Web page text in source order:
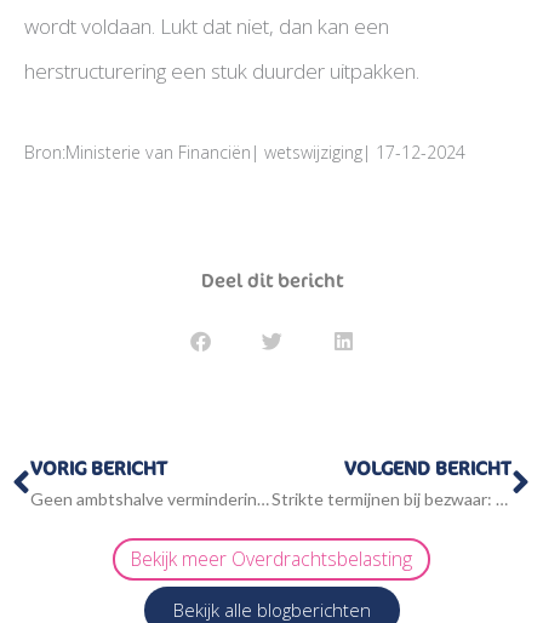
wordt voldaan. Lukt dat niet, dan kan een
herstructurering een stuk duurder uitpakken.
Bron:Ministerie van Financiën| wetswijziging| 17-12-2024
Deel dit bericht
Vorige
VORIG BERICHT
Geen ambtshalve vermindering bij nieuwe jurisprudentie
VOLGEND BERICHT
Strikte termijnen bij bezwaar: een waarschuwing voor belastingplichtigen
Bekijk meer Overdrachtsbelasting
Bekijk alle blogberichten